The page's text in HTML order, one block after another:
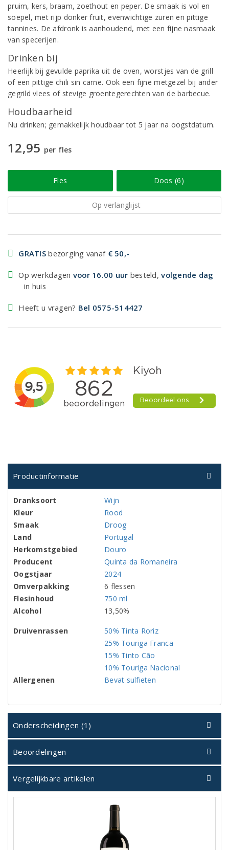
pruim, kers, braam, zoethout en peper. De smaak is vol en
soepel, met rijp donker fruit, evenwichtige zuren en pittige
tannines. De afdronk is aanhoudend, met een fijne nasmaak
van specerijen.
Drinken bij
Heerlijk bij gevulde paprika uit de oven, worstjes van de grill
of een pittige chili sin carne. Ook een fijne metgezel bij ander
gegrild vlees of stevige groentegerechten van de barbecue.
Houdbaarheid
Nu drinken; gemakkelijk houdbaar tot 5 jaar na oogstdatum.
12,95 per fles
Fles Doos (6)
Op verlanglijst
GRATIS bezorging vanaf € 50,-
Op werkdagen voor 16.00 uur besteld,volgende dag
in huis
Heeft u vragen? Bel 0575-514427
Productinformatie
Dranksoort
Wijn
Kleur
Rood
Smaak
Droog
Land
Portugal
Herkomstgebied
Douro
Producent
Quinta da Romaneira
Oogstjaar
2024
Omverpakking
6 flessen
Flesinhoud
750 ml
Alcohol
13,50%
Druivenrassen
50% Tinta Roriz
25% Touriga Franca
15% Tinto Cão
10% Touriga Nacional
Allergenen
Bevat sulfieten
Onderscheidingen (1)
Beoordelingen
Vergelijkbare artikelen